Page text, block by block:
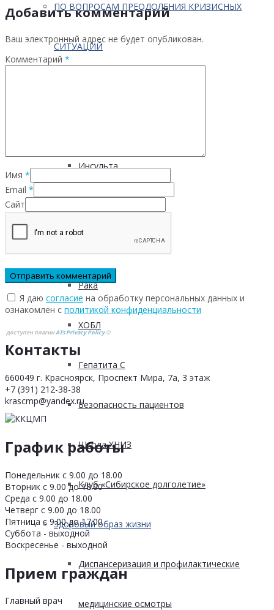
ПО ВОПРОСАМ ПРЕОДОЛЕНИЯ КРИЗИСНЫХ
СИТУАЦИЙ
Инсульта
Сахарного диабета
Рака
ХОБЛ
Гепатита С
Безопасность пациентов
Школа ХНИЗ
Клуб «Сибирское долголетие»
Здоровый образ жизни
Диспансеризация и профилактические
медицинские осмотры
Добавить комментарий
Ваш электронный адрес не будет опубликован.
Комментарий *
Имя *
Email *
Сайт
Я даю согласие на обработку персональных данных и
ознакомлен с политикой конфиденциальности
доступен плагинATs Privacy Policy©
Контакты
660049 г. Красноярск, Проспект Мира, 7а, 3 этаж
+7 (391) 212-38-38
krascmp@yandex.ru
График работы
Понедельник с 9.00 до 18.00
Вторник с 9.00 до 18.00
Среда с 9.00 до 18.00
Четверг с 9.00 до 18.00
Пятница с 9.00 до 17.00
Суббота - выходной
Воскресенье - выходной
Прием граждан
Главный врач